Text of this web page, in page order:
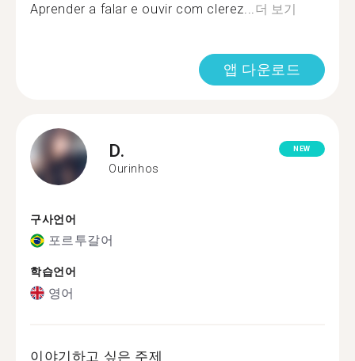
Aprender a falar e ouvir com clerez... 더 보기
앱 다운로드
D.
Ourinhos
NEW
구사언어
포르투갈어
학습언어
영어
이야기하고 싶은 주제